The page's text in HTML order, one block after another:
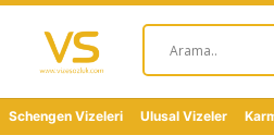
Schengen Vizeleri Ulusal Vizeler